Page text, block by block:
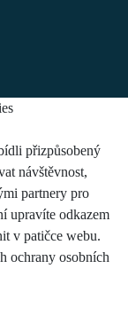
přizpůsobený
návštěvnost,
partnery pro
upravíte odkazem
v patičce webu.
ochrany osobních